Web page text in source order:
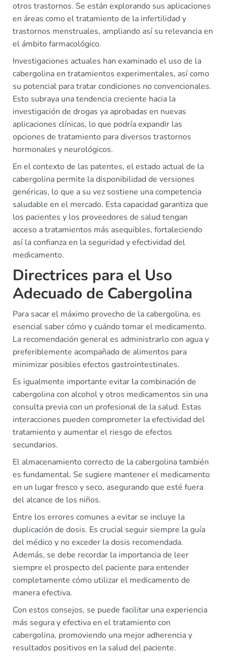
otros trastornos. Se están explorando sus aplicaciones
en áreas como el tratamiento de la infertilidad y
trastornos menstruales, ampliando así su relevancia en
el ámbito farmacológico.
Investigaciones actuales han examinado el uso de la
cabergolina en tratamientos experimentales, así como
su potencial para tratar condiciones no convencionales.
Esto subraya una tendencia creciente hacia la
investigación de drogas ya aprobadas en nuevas
aplicaciones clínicas, lo que podría expandir las
opciones de tratamiento para diversos trastornos
hormonales y neurológicos.
En el contexto de las patentes, el estado actual de la
cabergolina permite la disponibilidad de versiones
genéricas, lo que a su vez sostiene una competencia
saludable en el mercado. Esta capacidad garantiza que
los pacientes y los proveedores de salud tengan
acceso a tratamientos más asequibles, fortaleciendo
así la confianza en la seguridad y efectividad del
medicamento.
Directrices para el Uso
Adecuado de Cabergolina
Para sacar el máximo provecho de la cabergolina, es
esencial saber cómo y cuándo tomar el medicamento.
La recomendación general es administrarlo con agua y
preferiblemente acompañado de alimentos para
minimizar posibles efectos gastrointestinales.
Es igualmente importante evitar la combinación de
cabergolina con alcohol y otros medicamentos sin una
consulta previa con un profesional de la salud. Estas
interacciones pueden comprometer la efectividad del
tratamiento y aumentar el riesgo de efectos
secundarios.
El almacenamiento correcto de la cabergolina también
es fundamental. Se sugiere mantener el medicamento
en un lugar fresco y seco, asegurando que esté fuera
del alcance de los niños.
Entre los errores comunes a evitar se incluye la
duplicación de dosis. Es crucial seguir siempre la guía
del médico y no exceder la dosis recomendada.
Además, se debe recordar la importancia de leer
siempre el prospecto del paciente para entender
completamente cómo utilizar el medicamento de
manera efectiva.
Con estos consejos, se puede facilitar una experiencia
más segura y efectiva en el tratamiento con
cabergolina, promoviendo una mejor adherencia y
resultados positivos en la salud del paciente.